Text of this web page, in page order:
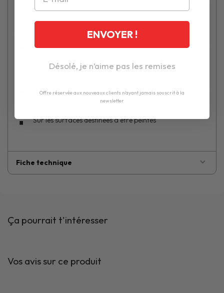
autres matériaux polymères
Sur les zones qui pourraient causer des accidents si elles
les tapis de sol en caoutchouc...
Sur le verre ou les plastiques transparents, où le produit
Sur les surfaces destinées à être peintes
Fiche technique
Ça pourrait t'intéresser
Vos avis sur ce produit
ENVOYER !
Désolé, je n’aime pas les remises
Offre réservée aux nouveaux clients n'ayant jamais souscrit à la
newsletter